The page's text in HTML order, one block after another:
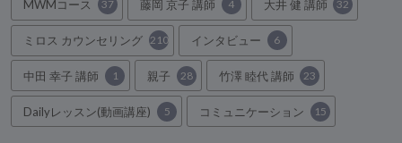
MWMコース 37 藤岡 京子 講師 4 大井 健 講師 32
ミロス カウンセリング 210 インタビュー 6
中田 幸子 講師 1 親子 28 竹澤 睦代 講師 23
Dailyレッスン(動画講座) 5 コミュニケーション 15